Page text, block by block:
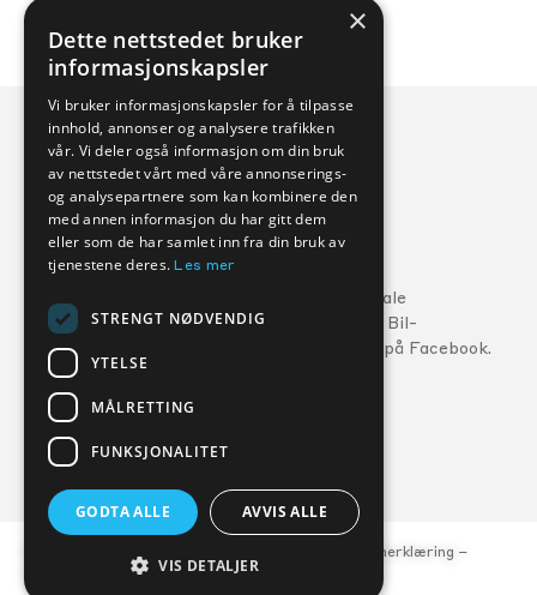
Veihjelp:
MG: 22 22 27 15
Volvo: 800 30 060
Følg din lokale
Kverneland Bil-
forhandler på Facebook.
FORHANDLERE
Personvernerklæring –
×
Dette nettstedet bruker
informasjonskapsler
Vi bruker informasjonskapsler for å tilpasse
innhold, annonser og analysere trafikken
vår. Vi deler også informasjon om din bruk
av nettstedet vårt med våre annonserings-
og analysepartnere som kan kombinere den
med annen informasjon du har gitt dem
eller som de har samlet inn fra din bruk av
tjenestene deres.Les mer
STRENGT NØDVENDIG
YTELSE
MÅLRETTING
FUNKSJONALITET
GODTA ALLE AVVIS ALLE
VIS DETALJER